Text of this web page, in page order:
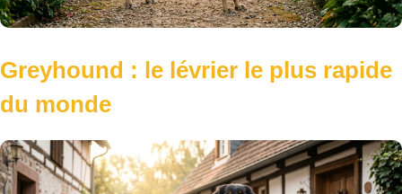
Greyhound : le lévrier le plus rapide
du monde